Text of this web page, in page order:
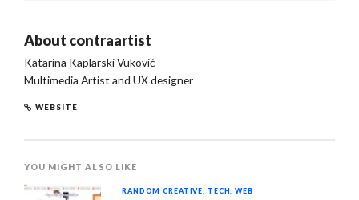
About contraartist
Katarina Kaplarski Vuković
Multimedia Artist and UX designer
WEBSITE
YOU MIGHT ALSO LIKE
RANDOM CREATIVE TECH ,WEB